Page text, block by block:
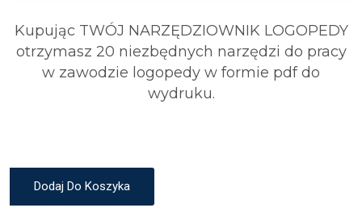
Kupując TWÓJ NARZĘDZIOWNIK LOGOPEDY
otrzymasz 20 niezbędnych narzędzi do pracy
w zawodzie logopedy w formie pdf do
wydruku.
Dodaj Do Koszyka